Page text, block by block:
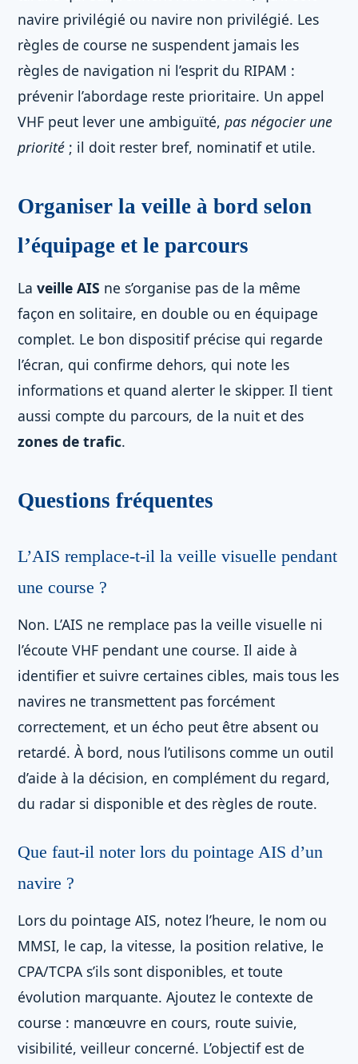
navire privilégié ou navire non privilégié. Les
règles de course ne suspendent jamais les
règles de navigation ni l’esprit du RIPAM :
prévenir l’abordage reste prioritaire. Un appel
VHF peut lever une ambiguïté, pas négocier une
priorité ; il doit rester bref, nominatif et utile.
Organiser la veille à bord selon
l’équipage et le parcours
La veille AIS ne s’organise pas de la même
façon en solitaire, en double ou en équipage
complet. Le bon dispositif précise qui regarde
l’écran, qui confirme dehors, qui note les
informations et quand alerter le skipper. Il tient
aussi compte du parcours, de la nuit et des
zones de trafic.
Questions fréquentes
L’AIS remplace-t-il la veille visuelle pendant
une course ?
Non. L’AIS ne remplace pas la veille visuelle ni
l’écoute VHF pendant une course. Il aide à
identifier et suivre certaines cibles, mais tous les
navires ne transmettent pas forcément
correctement, et un écho peut être absent ou
retardé. À bord, nous l’utilisons comme un outil
d’aide à la décision, en complément du regard,
du radar si disponible et des règles de route.
Que faut-il noter lors du pointage AIS d’un
navire ?
Lors du pointage AIS, notez l’heure, le nom ou
MMSI, le cap, la vitesse, la position relative, le
CPA/TCPA s’ils sont disponibles, et toute
évolution marquante. Ajoutez le contexte de
course : manœuvre en cours, route suivie,
visibilité, veilleur concerné. L’objectif est de